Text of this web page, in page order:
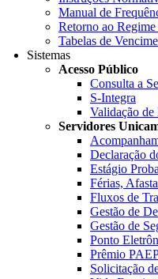
Manual de
Retorno ao
Tabelas de
Sistemas
Acesso Público
Consulta a
S-Integra
Validação
Servidores
Declaração
Estágio
Férias,
Fluxos de
Gestão de
Gestão de
Ponto
Prêmio
Solicitação